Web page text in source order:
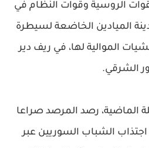
الروسية وقوات النظام في
الميادين الخاضعة لسيطرة
الموالية لها، في ريف دير
الشرقي.
الماضية، رصد المرصد صراعا
الشباب السوريين عبر